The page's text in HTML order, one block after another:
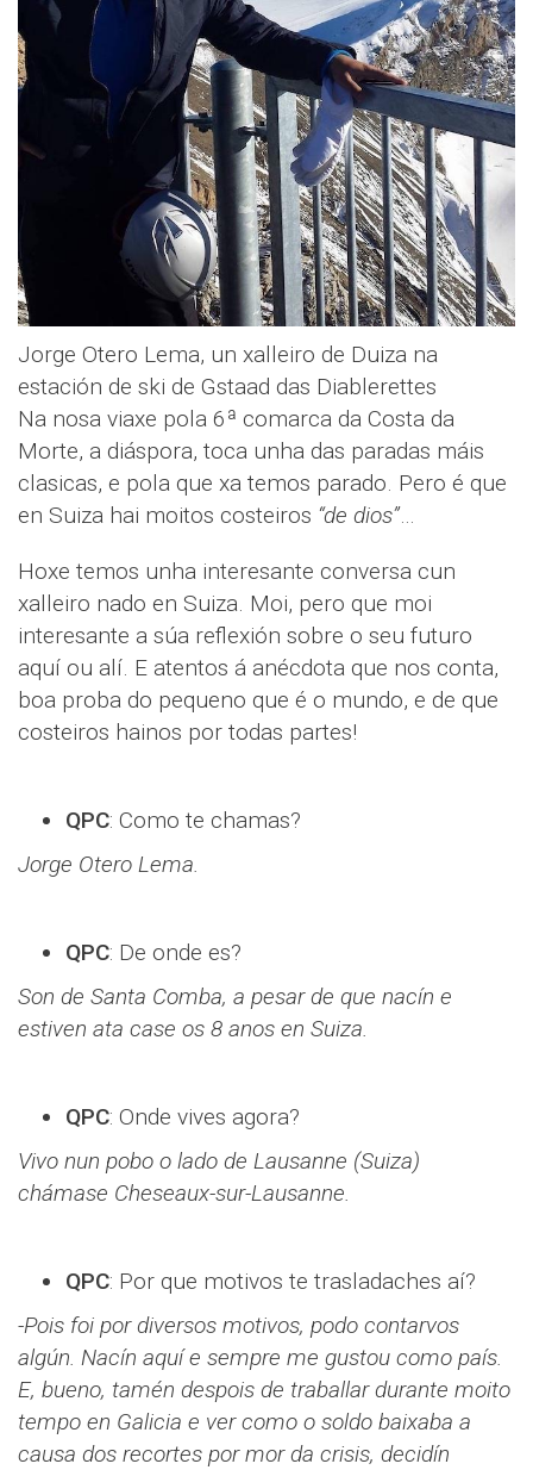
Jorge Otero Lema, un xalleiro de Duiza na
estación de ski de Gstaad das Diablerettes
Na nosa viaxe pola 6ª comarca da Costa da
Morte, a diáspora, toca unha das paradas máis
clasicas, e pola que xa temos parado. Pero é que
en Suiza hai moitos costeiros “de dios”…
Hoxe temos unha interesante conversa cun
xalleiro nado en Suiza. Moi, pero que moi
interesante a súa reflexión sobre o seu futuro
aquí ou alí. E atentos á anécdota que nos conta,
boa proba do pequeno que é o mundo, e de que
costeiros hainos por todas partes!
QPC: Como te chamas?
Jorge Otero Lema.
QPC: De onde es?
Son de Santa Comba, a pesar de que nacín e
estiven ata case os 8 anos en Suiza.
QPC: Onde vives agora?
Vivo nun pobo o lado de Lausanne (Suiza)
chámase Cheseaux-sur-Lausanne.
QPC: Por que motivos te trasladaches aí?
-Pois foi por diversos motivos, podo contarvos
algún. Nacín aquí e sempre me gustou como país.
E, bueno, tamén despois de traballar durante moito
tempo en Galicia e ver como o soldo baixaba a
causa dos recortes por mor da crisis, decidín